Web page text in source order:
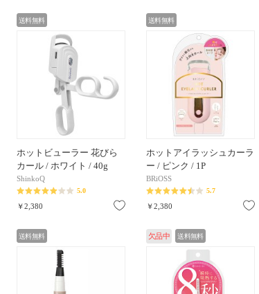
お気に入り
送料無料
ホットビューラー 花びら
カール / ホワイト / 40g
ShinkoQ
5.0
￥2,380 お気に入り
送料無料
ホットアイラッシュカーラ
ー / ピンク / 1P
BRiOSS
5.7
￥2,380
送料無料 欠品中 送料無料